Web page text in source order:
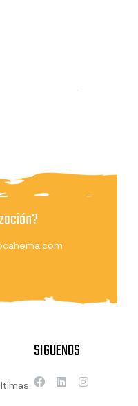
SIGUENOS